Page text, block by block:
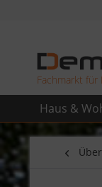
Fachmarkt für
Haus &